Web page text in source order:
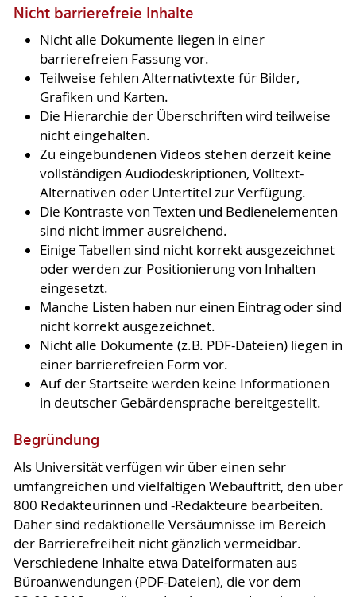
Nicht barrierefreie Inhalte
Nicht alle Dokumente liegen in einer
barrierefreien Fassung vor.
Teilweise fehlen Alternativtexte für Bilder,
Grafiken und Karten.
Die Hierarchie der Überschriften wird teilweise
nicht eingehalten.
Zu eingebundenen Videos stehen derzeit keine
vollständigen Audiodeskriptionen, Volltext-
Alternativen oder Untertitel zur Verfügung.
Die Kontraste von Texten und Bedienelementen
sind nicht immer ausreichend.
Einige Tabellen sind nicht korrekt ausgezeichnet
oder werden zur Positionierung von Inhalten
eingesetzt.
Manche Listen haben nur einen Eintrag oder sind
nicht korrekt ausgezeichnet.
Nicht alle Dokumente (z.B. PDF-Dateien) liegen in
einer barrierefreien Form vor.
Auf der Startseite werden keine Informationen
in deutscher Gebärdensprache bereitgestellt.
Begründung
Als Universität verfügen wir über einen sehr
umfangreichen und vielfältigen Webauftritt, den über
800 Redakteurinnen und -Redakteure bearbeiten.
Daher sind redaktionelle Versäumnisse im Bereich
der Barrierefreiheit nicht gänzlich vermeidbar.
Verschiedene Inhalte etwa Dateiformaten aus
Büroanwendungen (PDF-Dateien), die vor dem